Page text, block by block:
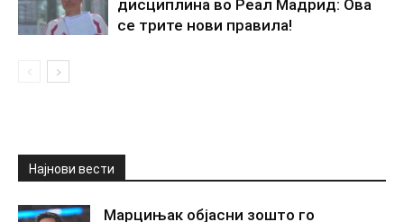
дисциплина во Реал Мадрид: Ова
се трите нови правила!
Најнови вести
Марцињак објасни зошто го